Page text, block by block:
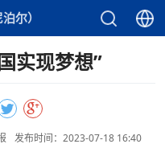
尔）
实现梦想”
发布时间：2023-07-18 16:40